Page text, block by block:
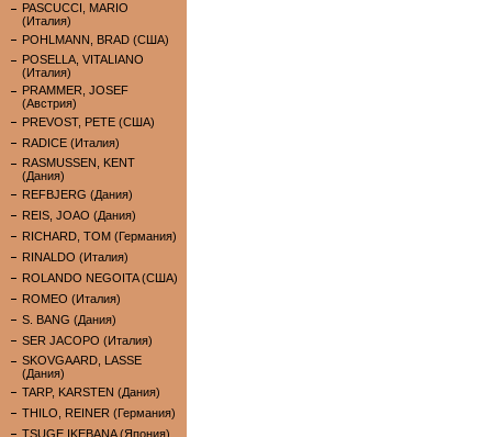
PASCUCCI, MARIO
(Италия)
POHLMANN, BRAD (США)
POSELLA, VITALIANO
(Италия)
PRAMMER, JOSEF
(Австрия)
PREVOST, PETE (США)
RADICE (Италия)
RASMUSSEN, KENT
(Дания)
REFBJERG (Дания)
REIS, JOAO (Дания)
RICHARD, TOM (Германия)
RINALDO (Италия)
ROLANDO NEGOITA (США)
ROMEO (Италия)
S. BANG (Дания)
SER JACOPO (Италия)
SKOVGAARD, LASSE
(Дания)
TARP, KARSTEN (Дания)
THILO, REINER (Германия)
TSUGE IKEBANA (Япония)